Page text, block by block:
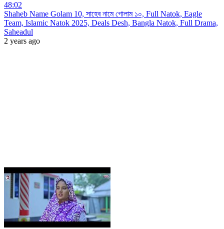
48:02
Shaheb Name Golam 10, সাহেব নামে গোলাম ১০, Full Natok, Eagle
Team, Islamic Natok 2025, Deals Desh, Bangla Natok, Full Drama,
Saheadul
2 years ago